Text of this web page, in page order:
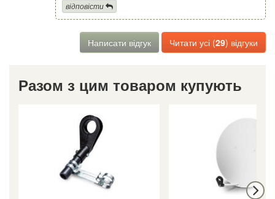
відповісти
Написати відгук Читати усі (29) відгуки
Разом з цим товаром купують